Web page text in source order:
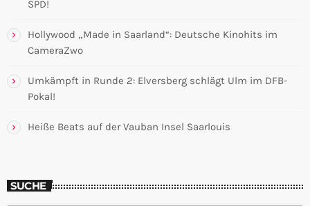
SPD!
Hollywood „Made in Saarland“: Deutsche Kinohits im
CameraZwo
Umkämpft in Runde 2: Elversberg schlägt Ulm im DFB-
Pokal!
Heiße Beats auf der Vauban Insel Saarlouis
SUCHE